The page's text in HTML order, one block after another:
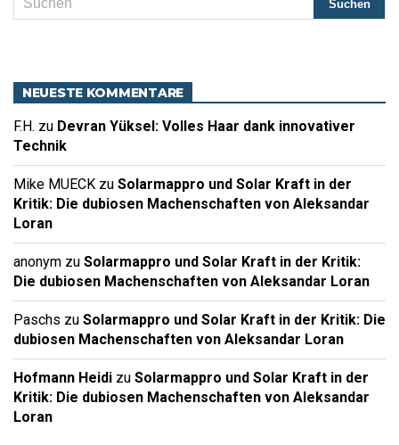
NEUESTE KOMMENTARE
F.H. zu Devran Yüksel: Volles Haar dank innovativer
Technik
Mike MUECK zu Solarmappro und Solar Kraft in der
Kritik: Die dubiosen Machenschaften von Aleksandar
Loran
anonym zu Solarmappro und Solar Kraft in der Kritik:
Die dubiosen Machenschaften von Aleksandar Loran
Paschs zu Solarmappro und Solar Kraft in der Kritik: Die
dubiosen Machenschaften von Aleksandar Loran
Hofmann Heidi zu Solarmappro und Solar Kraft in der
Kritik: Die dubiosen Machenschaften von Aleksandar
Loran